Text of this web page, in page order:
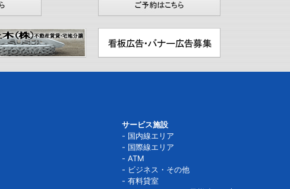
サービス施設
国内線エリア
国際線エリア
ATM
ビジネス・その他
有料貸室